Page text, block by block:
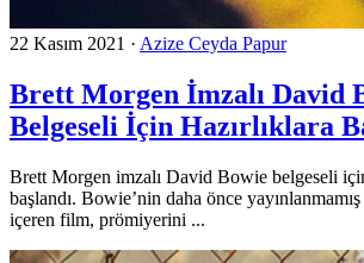
22 Kasım 2021 · Azize Ceyda Papur
Brett Morgen İmzalı David
Belgeseli İçin Hazırlıklara
Brett Morgen imzalı David Bowie belgeseli
başlandı. Bowie’nin daha önce
içeren film, prömiyerini ...